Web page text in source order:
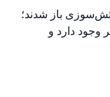
از آتش‌سوزی باز شدند؛
وجود دارد و